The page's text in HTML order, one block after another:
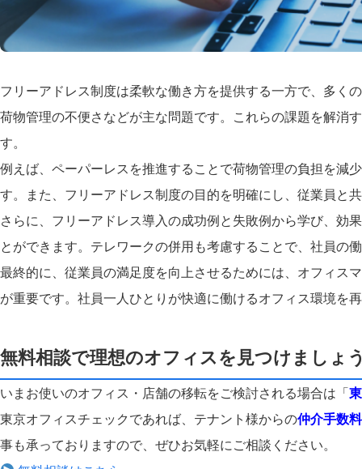
フリーアドレス制度は柔軟な働き方を提供する一方で、多く
荷物管理の不便さなどが主な問題です。これらの課題を解消
す。
例えば、ペーパーレスを推進することで荷物管理の負担を減
す。また、フリーアドレス制度の目的を明確にし、従業員と
さらに、フリーアドレス導入の成功例と失敗例から学び、効
とができます。テレワークの併用も考慮することで、社員の
最終的に、従業員の満足度を向上させるためには、オフィス
が重要です。社員一人ひとりが快適に働けるオフィス環境を
無料相談で理想のオフィスを見つけましょ
いまお使いのオフィス・店舗の移転をご検討される場合は「
東京オフィスチェックであれば、テナント様からの仲介手数
事も承っておりますので、ぜひお気軽にご相談ください。